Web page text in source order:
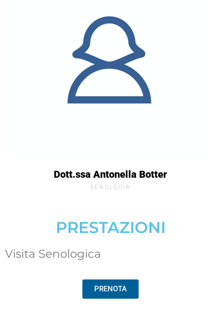
Dott.ssa Antonella Botter
SENOLOGIA
PRESTAZIONI
Visita Senologica
PRENOTA